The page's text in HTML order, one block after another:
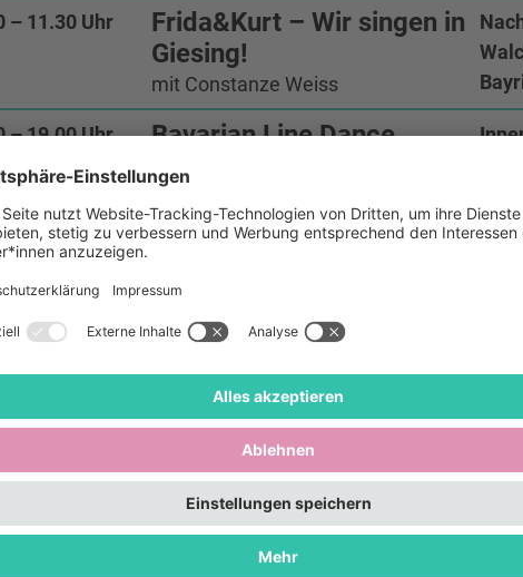
Frida&Kurt – Wir singen in
Giesing!
mit Constanze Weiss
– 11.30 Uhr
Bavarian Line Dance
– 19.00 Uhr
Tal